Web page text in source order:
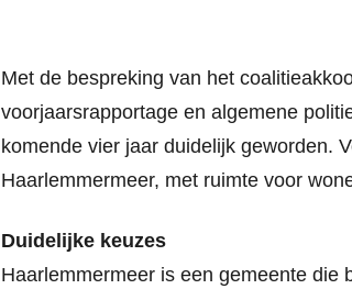
Met de bespreking van het
voorjaarsrapportage en algemene
komende vier jaar duidelijk geworden.
Haarlemmermeer, met ruimte voor
Duidelijke keuzes
Haarlemmermeer is een gemeente die